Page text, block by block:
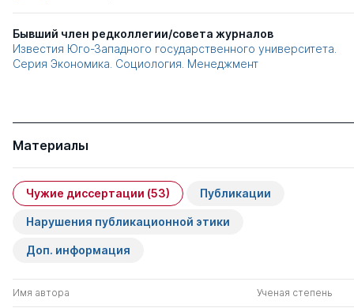
Бывший член редколлегии/совета журналов
Известия Юго-Западного государственного университета.
Серия Экономика. Социология. Менеджмент
Материалы
Чужие диссертации (53) Публикации
Нарушения публикационной этики
Доп. информация
Имя автора Ученая степень